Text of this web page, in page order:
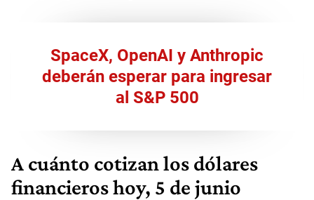
SpaceX, OpenAI y Anthropic
deberán esperar para ingresar
al S&P 500
A cuánto cotizan los dólares
financieros hoy, 5 de junio